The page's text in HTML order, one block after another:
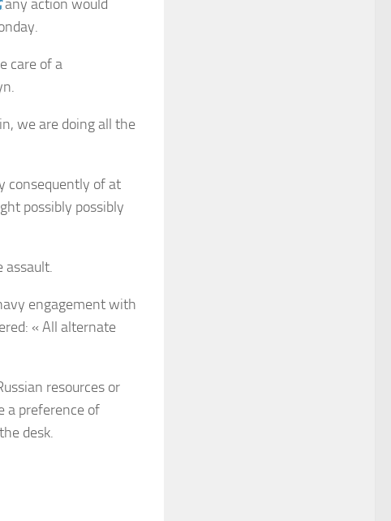
any action would
care of a
we are doing all the
consequently of at
possibly possibly
assault.
engagement with
« All alternate
resources or
a preference of
desk.